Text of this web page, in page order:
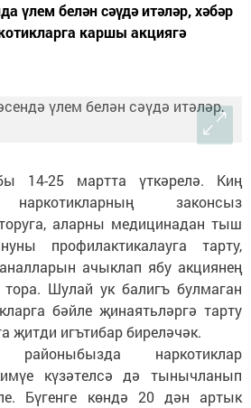
үлем белән сәүдә итәләр, хәбәр
каршы акциягә
14-25 мартта үткәрелә. Киң
наркотикларның законсыз
аларны медицинадан тыш
профилактикалауга тарту,
ачыклап ябу акциянең
Шулай ук балигъ булмаган
бәйле җинаятьләргә тарту
җитди игътибар биреләчәк.
наркотиклар
күзәтелсә дә тынычланып
Бүгенге көндә 20 дән артык